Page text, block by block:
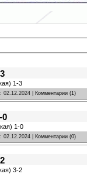
1-3
02.12.2024 Комментарии (1)
0
1-0
02.12.2024 Комментарии (0)
3-2